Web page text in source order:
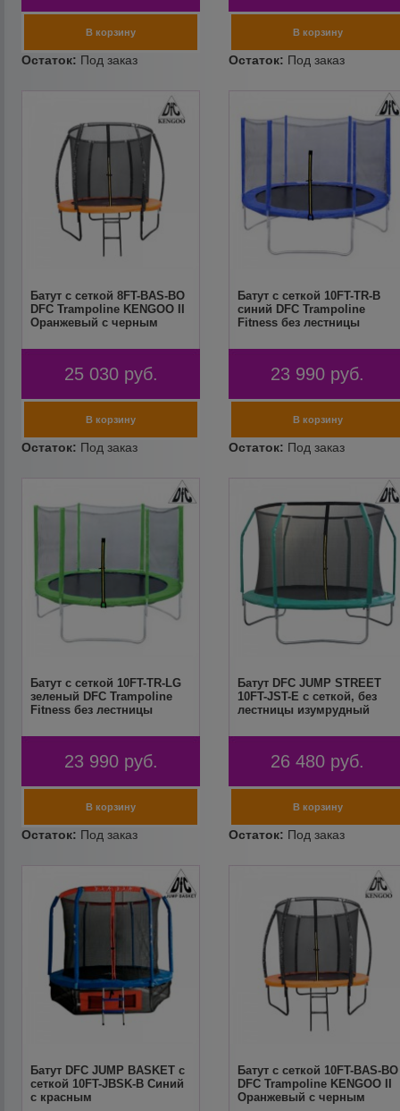
Батут с сеткой 8FT-BAS-BO
DFC Trampoline KENGOO II
Оранжевый с черным
25 030 руб.
Батут с сеткой 10FT-TR-B
синий DFC Trampoline
Fitness без лестницы
23 990 руб.
Батут с сеткой 10FT-TR-LG
зеленый DFC Trampoline
Fitness без лестницы
23 990 руб.
Батут DFC JUMP STREET
10FT-JST-E c сеткой, без
лестницы изумрудный
26 480 руб.
Батут DFC JUMP BASKET с
сеткой 10FT-JBSK-B Синий
с красным
Батут с сеткой 10FT-BAS-BO
DFC Trampoline KENGOO II
Оранжевый с черным